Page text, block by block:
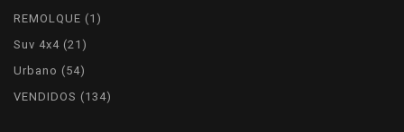
REMOLQUE 1 1
Suv 4x4 21 21
Urbano 5454
VENDIDOS 134134